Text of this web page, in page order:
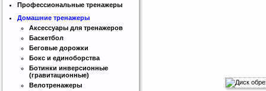
Профессиональные тренажеры
Домашние тренажеры
Аксессуары для тренажеров
Баскетбол
Беговые дорожки
Бокс и единоборства
Ботинки инверсионные
(гравитационные)
Велотренажеры